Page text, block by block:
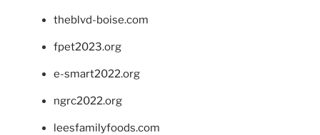
theblvd-boise.com
fpet2023.org
e-smart2022.org
ngrc2022.org
leesfamilyfoods.com